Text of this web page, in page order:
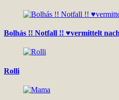
Bolhás !! Notfall !! ♥vermittelt
Rolli